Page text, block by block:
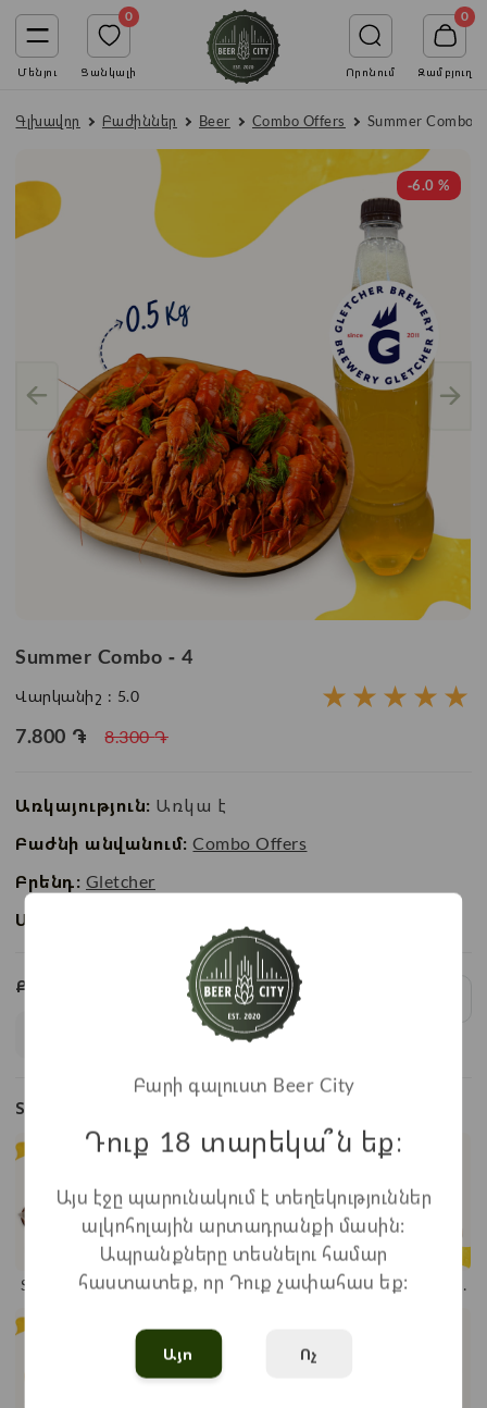
Մենյու
0
Ցանկալի Որոնում
0
Զամբյուղ
Գլխավոր Բաժիններ Beer Combo Offers Summer Combo -
-6.0 %
Summer Combo - 4
Վարկանիշ : 5.0 ★
★
★
★
★
7.800 ֏ 8.300 ֏
Առկայություն: Առկա է
Բաժնի անվանում: Combo Offers
Բրենդ: Gletcher
Ապրանքի ID:
Քանակ:
Տեսակներ
Summer Combo -
Summer Combo -
Summer Combo -
Բարի գալուստ Beer City
Դուք 18 տարեկա՞ն եք։
Այս էջը պարունակում է տեղեկություններ
ալկոհոլային արտադրանքի մասին:
Ապրանքները տեսնելու համար
հաստատեք, որ Դուք չափահաս եք:
Այո Ոչ